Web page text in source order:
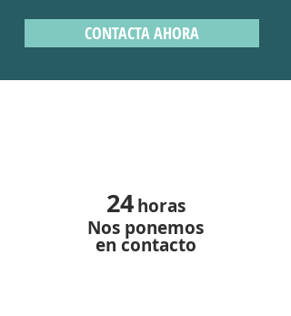
CONTACTA AHORA
24 horas
Nos ponemos
en contacto